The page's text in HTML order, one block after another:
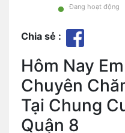
• Đang hoạt động
Chia sẻ :
Hôm Nay
Chuyên
Tại Chung
Quận 8